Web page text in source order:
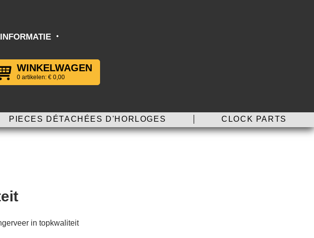
WINKELWAGEN
0 artikelen: € 0,00
PIECES DÉTACHÉES D'HORLOGES CLOCK PARTS
in topkwaliteit